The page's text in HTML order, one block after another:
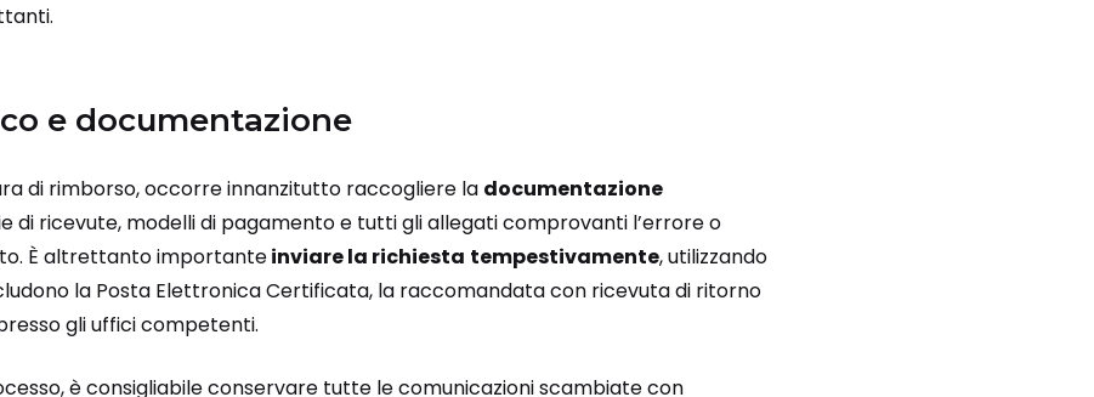
e documentazione
di rimborso, occorre innanzitutto raccogliere la documentazione
di ricevute, modelli di pagamento e tutti gli allegati comprovanti l’errore o
È altrettanto importanteinviare la richiesta tempestivamente, utilizzando
la Posta Elettronica Certificata, la raccomandata con ricevuta di ritorno
gli uffici competenti.
è consigliabile conservare tutte le comunicazioni scambiate con